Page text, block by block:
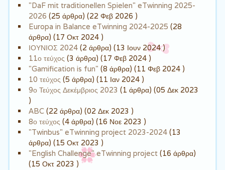
"DaF mit traditionellen Spielen" eTwinning 2025-
2026 (25 άρθρα) (22 Φεβ 2026 )
Europa in Balance eTwinning 2024-2025 (28
άρθρα) (17 Οκτ 2024 )
ΙΟΥΝΙΟΣ 2024 (2 άρθρα) (13 Ιουν 2024 )
11ο τεύχος (3 άρθρα) (17 Φεβ 2024 )
"Gamification is fun" (8 άρθρα) (11 Φεβ 2024 )
10 τεύχος (5 άρθρα) (11 Ιαν 2024 )
9ο Τεύχος Δεκέμβριος 2023 (1 άρθρα) (05 Δεκ 2023
)
ABC (22 άρθρα) (02 Δεκ 2023 )
8ο τεύχος (4 άρθρα) (16 Νοε 2023 )
"Twinbus" eTwinning project 2023-2024 (13
άρθρα) (15 Οκτ 2023 )
"English Challenge" eTwinning project (16 άρθρα)
(15 Οκτ 2023 )